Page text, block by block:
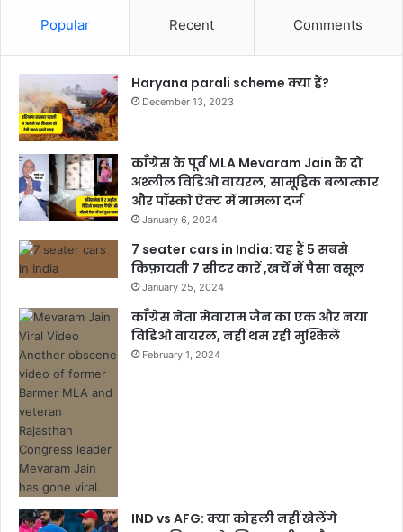
Popular Recent Comments
Haryana parali scheme क्या हैं?
December 13, 2023
काँग्रेस के पूर्व MLA Mevaram Jain के दो
अश्लील विडिओ वायरल, सामूहिक बलात्कार
और पॉस्को ऐक्ट में मामला दर्ज
January 6, 2024
7 seater cars in India: यह हैं 5 सबसे
किफ़ायती 7 सीटर कारें ,खर्चें में पैसा वसूल
January 25, 2024
काँग्रेस नेता मेवाराम जैन का एक और नया
विडिओ वायरल, नहीं थम रही मुश्किलें
February 1, 2024
IND vs AFG: क्या कोहली नहीं खेलेंगे